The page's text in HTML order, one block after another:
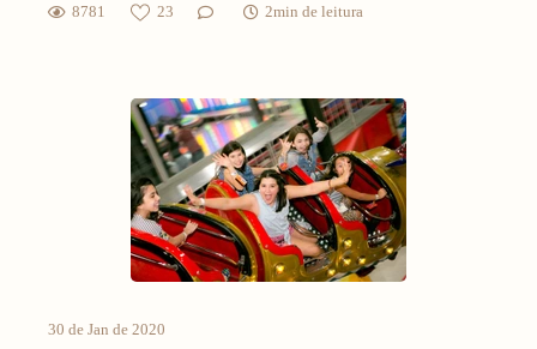
8781 23 2min de leitura
30 de Jan de 2020